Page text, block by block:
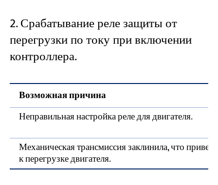
2. Срабатывание реле защиты от
перегрузки по току при включении
контроллера.
Возможная причина
Неправильная настройка реле для двигателя.
Механическая трансмиссия заклинила, что привело
к перегрузке двигателя.